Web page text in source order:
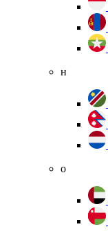
н
о